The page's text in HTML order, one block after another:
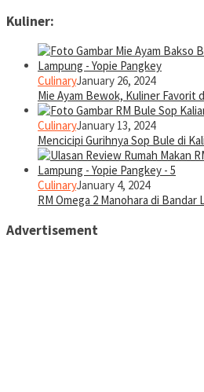
Kuliner:
CulinaryJanuary 26, 2024
Mie Ayam Bewok, Kuliner Favorit
CulinaryJanuary 13, 2024
Mencicipi Gurihnya Sop Bule di
CulinaryJanuary 4, 2024
RM Omega 2 Manohara di
Advertisement